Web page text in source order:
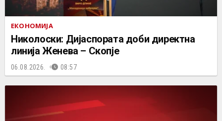
ЕКОНОМИЈА
Николоски: Дијаспората доби директна
линија Женева – Скопје
06.08.2026. 08:57